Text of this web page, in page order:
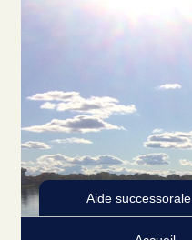
Aide successorale